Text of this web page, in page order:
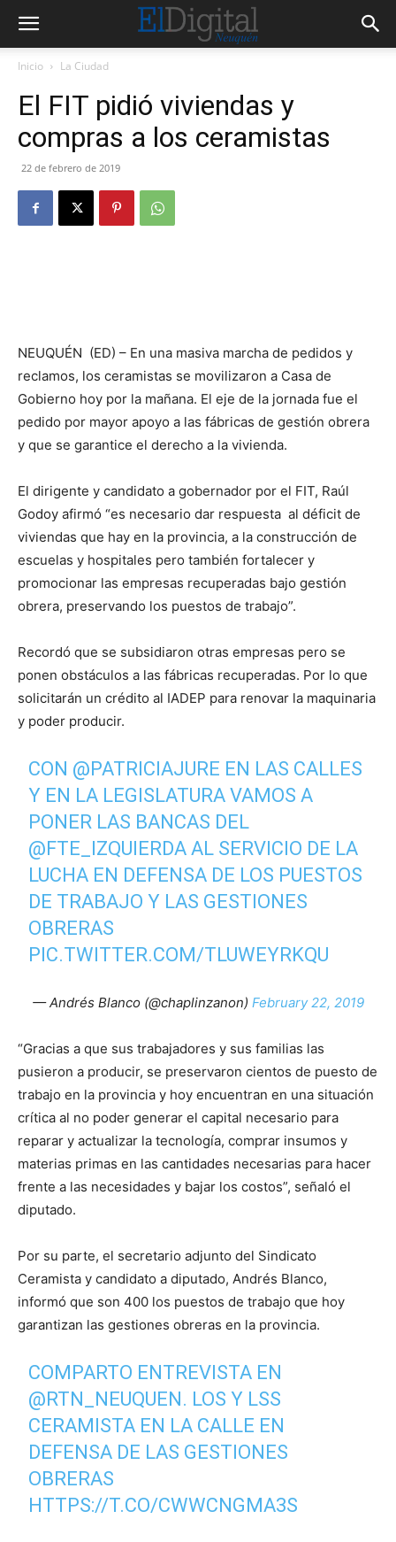
Inicio La Ciudad
El FIT pidió viviendas y
compras a los ceramistas
22 de febrero de 2019
NEUQUÉN (ED) – En una masiva marcha de pedidos y
reclamos, los ceramistas se movilizaron a Casa de
Gobierno hoy por la mañana. El eje de la jornada fue el
pedido por mayor apoyo a las fábricas de gestión obrera
y que se garantice el derecho a la vivienda.
El dirigente y candidato a gobernador por el FIT, Raúl
Godoy afirmó “es necesario dar respuesta al déficit de
viviendas que hay en la provincia, a la construcción de
escuelas y hospitales pero también fortalecer y
promocionar las empresas recuperadas bajo gestión
obrera, preservando los puestos de trabajo”.
Recordó que se subsidiaron otras empresas pero se
ponen obstáculos a las fábricas recuperadas. Por lo que
solicitarán un crédito al IADEP para renovar la maquinaria
y poder producir.
CON @PATRICIAJURE EN LAS CALLES
Y EN LA LEGISLATURA VAMOS A
PONER LAS BANCAS DEL
@FTE_IZQUIERDA AL SERVICIO DE LA
LUCHA EN DEFENSA DE LOS PUESTOS
DE TRABAJO Y LAS GESTIONES
OBRERAS
PIC.TWITTER.COM/TLUWEYRKQU
— Andrés Blanco (@chaplinzanon) February 22, 2019
“Gracias a que sus trabajadores y sus familias las
pusieron a producir, se preservaron cientos de puesto de
trabajo en la provincia y hoy encuentran en una situación
crítica al no poder generar el capital necesario para
reparar y actualizar la tecnología, comprar insumos y
materias primas en las cantidades necesarias para hacer
frente a las necesidades y bajar los costos”, señaló el
diputado.
Por su parte, el secretario adjunto del Sindicato
Ceramista y candidato a diputado, Andrés Blanco,
informó que son 400 los puestos de trabajo que hoy
garantizan las gestiones obreras en la provincia.
COMPARTO ENTREVISTA EN
@RTN_NEUQUEN. LOS Y LSS
CERAMISTA EN LA CALLE EN
DEFENSA DE LAS GESTIONES
OBRERAS
HTTPS://T.CO/CWWCNGMA3S